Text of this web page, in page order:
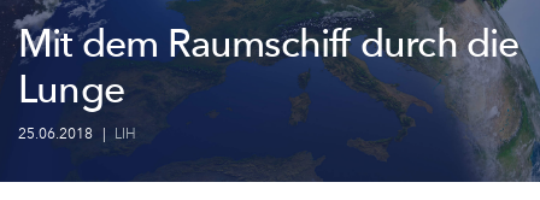
Mit dem Raumschiff durch die
Lunge
25.06.2018 | LIH